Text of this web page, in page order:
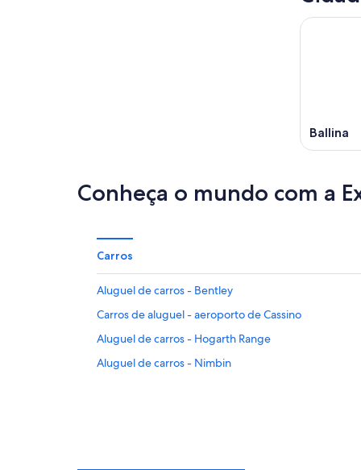
ago.
Ballina
Conheça o mundo com a
Carros
Aluguel de carros - Bentley
Carros de aluguel - aeroporto de Cassino
Aluguel de carros - Hogarth Range
Aluguel de carros - Nimbin